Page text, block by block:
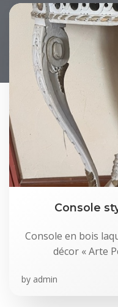
Console
Console en bois
décor « Arte
by admin